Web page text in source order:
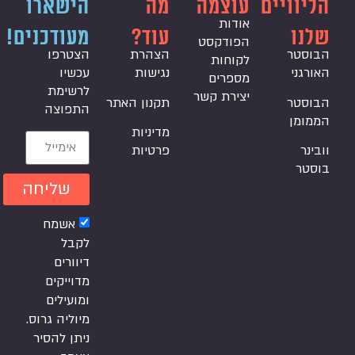
הליוויים
שלנו
הבוסטר
האורגני
הבוסטר
הממומן
וובינר
בוסטר
עוצמה
אודות
הפודקסט
לקוחות
מספרים
יצירת קשר
מה
עוד?
הצהרת
נגישות
תקנון האתר
מדיניות
פרטיות
הישארו
מעודכנים!
הצטרפו
עכשיו
לרשימת
התפוצה
אשמח
לקבל
דיוורים
מדוייקים
ומועילים
מיוליה גרוס.
ניתן להסיר
שליחה